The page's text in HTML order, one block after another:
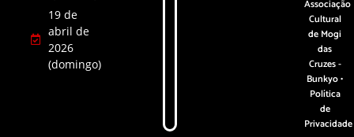
19 de
abril de
2026
(domingo)
Associação
Cultural
de Mogi
das
Cruzes -
Bunkyo •
Política
de
Privacidade